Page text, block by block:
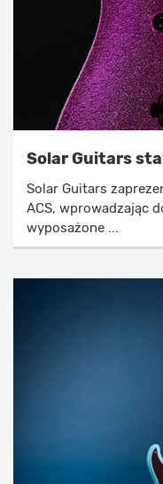
Solar Guitars
Solar Guitars
ACS, wprowadzając
wyposażone ...